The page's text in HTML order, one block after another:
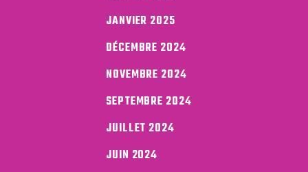
JANVIER 2025
DÉCEMBRE 2024
NOVEMBRE 2024
SEPTEMBRE 2024
JUILLET 2024
JUIN 2024